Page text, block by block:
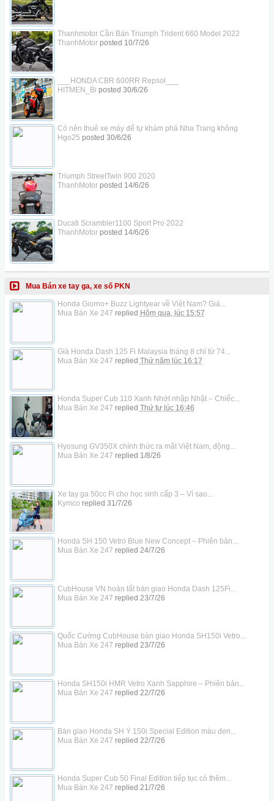
Thanhmotor Cần Bán Triumph Trident 660 Model 2022
ThanhMotorposted 10/7/26
___HONDA CBR 600RR Repsol___
HITMEN_Bi posted 30/6/26
Có nên thuê xe máy để tự khám phá Nha Trang không
Hgo25 posted 30/6/26
Triumph StreetTwin 900 2020
ThanhMotorposted 14/6/26
Ducati Scrambler1100 Sport Pro 2022
ThanhMotorposted 14/6/26
Mua Bán xe tay ga, xe số PKN
Honda Giorno+ Buzz Lightyear về Việt Nam? Giá...
Mua Bán Xe 247 replied Hôm qua, lúc 15:57
Giá Honda Dash 125 Fi Malaysia tháng 8 chỉ từ 74...
Mua Bán Xe 247 replied Thứ năm lúc 16:17
Honda Super Cub 110 Xanh Nhớt nhập Nhật – Chiếc...
Mua Bán Xe 247 replied Thứ tư lúc 16:46
Hyosung GV350X chính thức ra mắt Việt Nam, động...
Mua Bán Xe 247 replied 1/8/26
Xe tay ga 50cc Fi cho học sinh cấp 3 – Vì sao...
Kymco replied 31/7/26
Honda SH 150 Vetro Blue New Concept – Phiên bản...
Mua Bán Xe 247 replied 24/7/26
CubHouse VN hoàn tất bàn giao Honda Dash 125Fi...
Mua Bán Xe 247 replied 23/7/26
Quốc Cường CubHouse bàn giao Honda SH150i Vetro...
Mua Bán Xe 247 replied 23/7/26
Honda SH150i HMR Vetro Xanh Sapphire – Phiên bản...
Mua Bán Xe 247 replied 22/7/26
Bàn giao Honda SH Ý 150i Special Edition màu đen...
Mua Bán Xe 247 replied 22/7/26
Honda Super Cub 50 Final Edition tiếp tục có thêm...
Mua Bán Xe 247 replied 21/7/26